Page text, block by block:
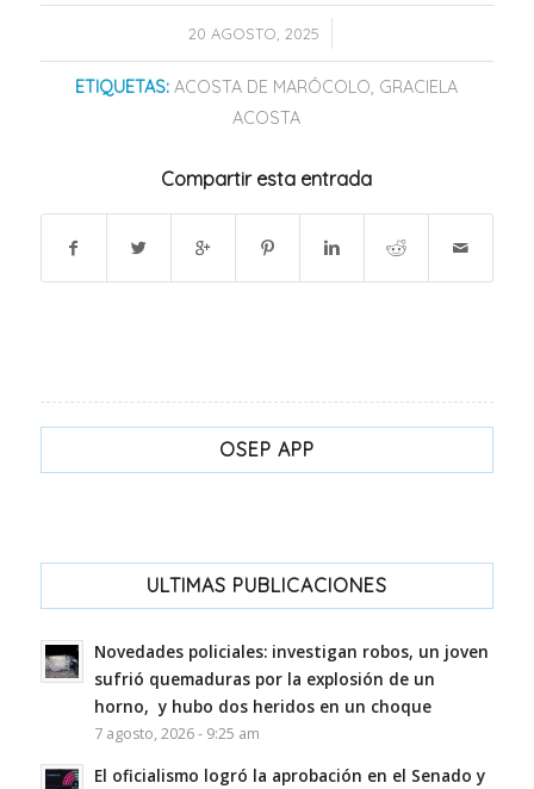
20 AGOSTO, 2025
/
ETIQUETAS: ACOSTA DE MARÓCOLO, GRACIELA
ACOSTA
Compartir esta entrada
OSEP APP
ULTIMAS PUBLICACIONES
Novedades policiales: investigan robos, un joven
sufrió quemaduras por la explosión de un
horno, y hubo dos heridos en un choque
7 agosto, 2026 - 9:25 am
El oficialismo logró la aprobación en el Senado y